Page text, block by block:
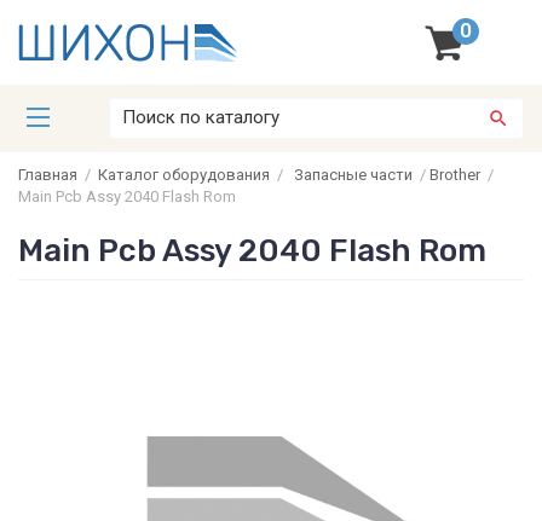
0
Главная / Каталог оборудования / Запасные части / Brother/
Main Pcb Assy 2040 Flash Rom
Main Pcb Assy 2040 Flash Rom